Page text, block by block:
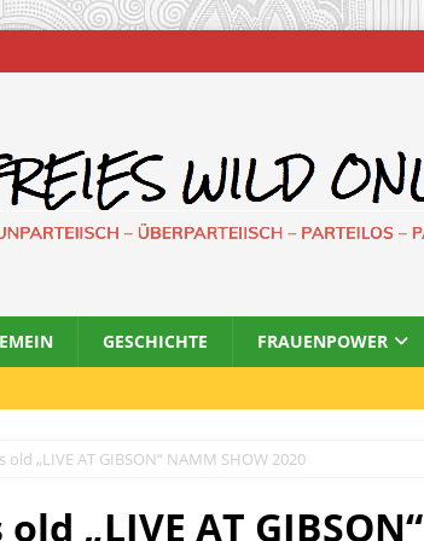
GESCHICHTE FRAUENPOWER
old „LIVE AT GIBSON“ NAMM SHOW 2020
„LIVE AT GIBSON“